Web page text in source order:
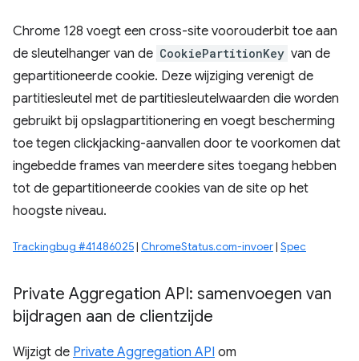
Chrome 128 voegt een cross-site voorouderbit toe aan
de sleutelhanger van de CookiePartitionKey van de
gepartitioneerde cookie. Deze wijziging verenigt de
partitiesleutel met de partitiesleutelwaarden die worden
gebruikt bij opslagpartitionering en voegt bescherming
toe tegen clickjacking-aanvallen door te voorkomen dat
ingebedde frames van meerdere sites toegang hebben
tot de gepartitioneerde cookies van de site op het
hoogste niveau.
Trackingbug #41486025| ChromeStatus.com-invoer| Spec
Private Aggregation API: samenvoegen van
bijdragen aan de clientzijde
Wijzigt de Private Aggregation API om